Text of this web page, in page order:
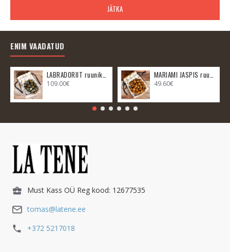
JÄTKA
ENIM VAADATUD
109.00€ 49.60€
Must Kass OÜ Reg kood: 12677535
tomas@latene.ee
+372 5217018